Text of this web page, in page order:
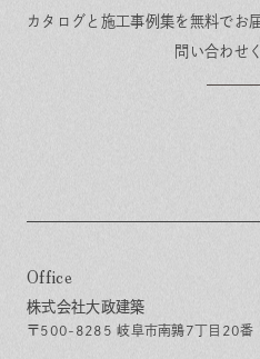
カタログと施工事例集を無料でお
問い合わせ
Office
株式会社大政建築
〒500-8285 岐阜市南鶉7丁目20番